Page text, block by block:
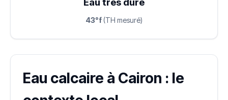
43°f (TH mesuré)
Eau calcaire à Cairon : le